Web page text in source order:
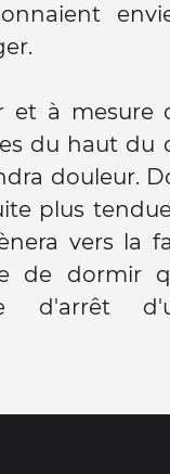
et à mesure
du haut du
douleur.
plus
vers la
de dormir
d'arrêt